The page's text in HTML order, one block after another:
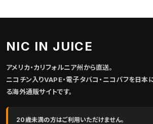
NIC IN JUICE
アメリカ・カリフォルニア州から直送。
ニコチン入りVAPE・電子タバコ・ニコパフを日本
る海外通販サイトです。
20歳未満の方はご利用いただけません。